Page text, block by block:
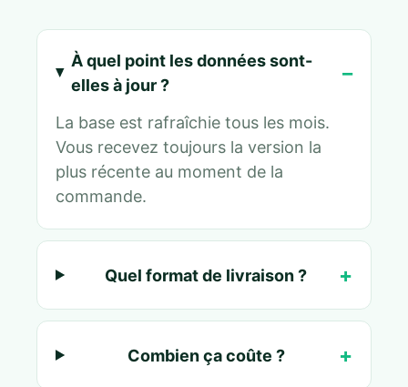
À quel point les données sont-
elles à jour ?
La base est rafraîchie tous les mois.
Vous recevez toujours la version la
plus récente au moment de la
commande.
Quel format de livraison ?
Combien ça coûte ?